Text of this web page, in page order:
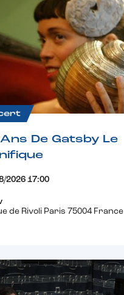
De Gatsby Le
2026 17:00
de Rivoli Paris 75004 France